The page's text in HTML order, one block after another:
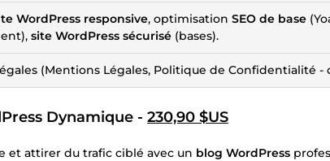
WordPress responsive, optimisation SEO de base
site WordPress sécurisé (bases).
(Mentions Légales, Politique de Confidentialité -
Dynamique - 230,90 $US
et attirer du trafic ciblé avec un blog WordPress